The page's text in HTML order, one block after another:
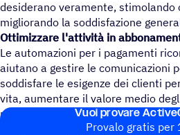
desiderano veramente, stimolando
migliorando la soddisfazione
Ottimizzare l'attività in
Le automazioni per i pagamenti
aiutano a gestire le comunicazioni
soddisfare le esigenze dei clienti
vita, aumentare il valore medio
rinuncia.
Vuoi provare
Provalo gratis per